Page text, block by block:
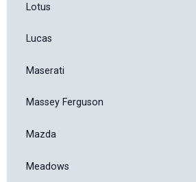
Lotus
Lucas
Maserati
Massey Ferguson
Mazda
Meadows